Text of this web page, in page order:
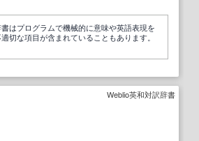
はプログラムで機械的に意味や英語表現を
切な項目が含まれていることもあります。
Weblio英和対訳辞書